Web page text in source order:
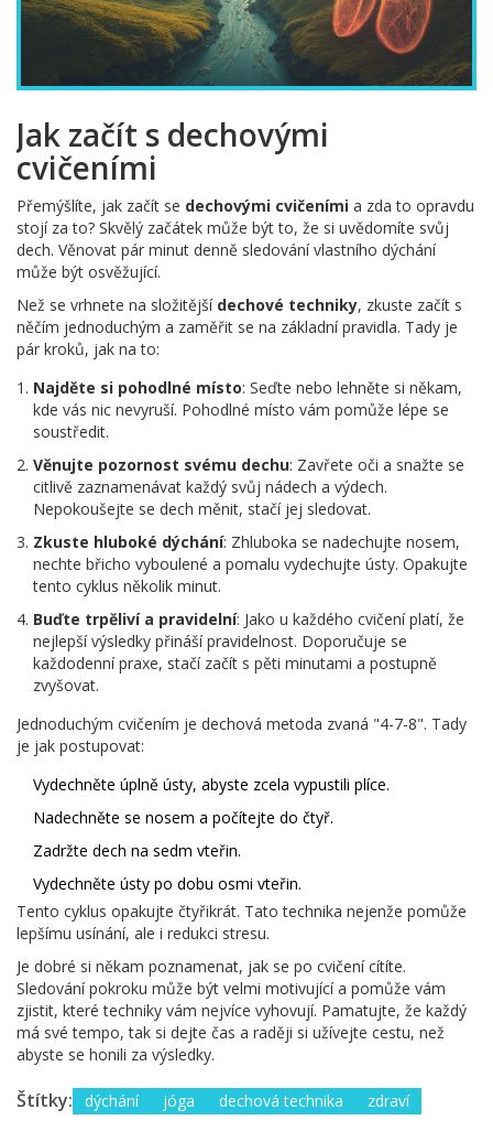
Jak začít s dechovými
cvičeními
Přemýšlíte, jak začít se dechovými cvičeními a zda to opravdu
stojí za to? Skvělý začátek může být to, že si uvědomíte svůj
dech. Věnovat pár minut denně sledování vlastního dýchání
může být osvěžující.
Než se vrhnete na složitější dechové techniky, zkuste začít s
něčím jednoduchým a zaměřit se na základní pravidla. Tady je
pár kroků, jak na to:
Najděte si pohodlné místo: Seďte nebo lehněte si někam,
kde vás nic nevyruší. Pohodlné místo vám pomůže lépe se
soustředit.
Věnujte pozornost svému dechu: Zavřete oči a snažte se
citlivě zaznamenávat každý svůj nádech a výdech.
Nepokoušejte se dech měnit, stačí jej sledovat.
Zkuste hluboké dýchání: Zhluboka se nadechujte nosem,
nechte břicho vyboulené a pomalu vydechujte ústy. Opakujte
tento cyklus několik minut.
Buďte trpěliví a pravidelní: Jako u každého cvičení platí, že
nejlepší výsledky přináší pravidelnost. Doporučuje se
každodenní praxe, stačí začít s pěti minutami a postupně
zvyšovat.
Jednoduchým cvičením je dechová metoda zvaná "4-7-8". Tady
je jak postupovat:
Vydechněte úplně ústy, abyste zcela vypustili plíce.
Nadechněte se nosem a počítejte do čtyř.
Zadržte dech na sedm vteřin.
Vydechněte ústy po dobu osmi vteřin.
Tento cyklus opakujte čtyřikrát. Tato technika nejenže pomůže
lepšímu usínání, ale i redukci stresu.
Je dobré si někam poznamenat, jak se po cvičení cítíte.
Sledování pokroku může být velmi motivující a pomůže vám
zjistit, které techniky vám nejvíce vyhovují. Pamatujte, že každý
má své tempo, tak si dejte čas a raději si užívejte cestu, než
abyste se honili za výsledky.
Štítky: dýchání jóga dechová technika zdraví